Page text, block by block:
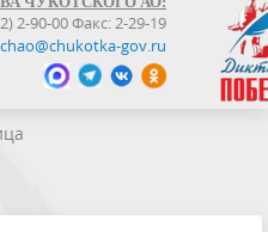
2-90-00 Факс: 2-29-19
gov.ru